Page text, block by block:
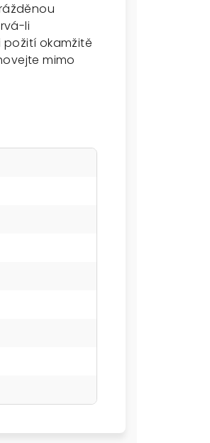
li
požití okamžitě
mimo